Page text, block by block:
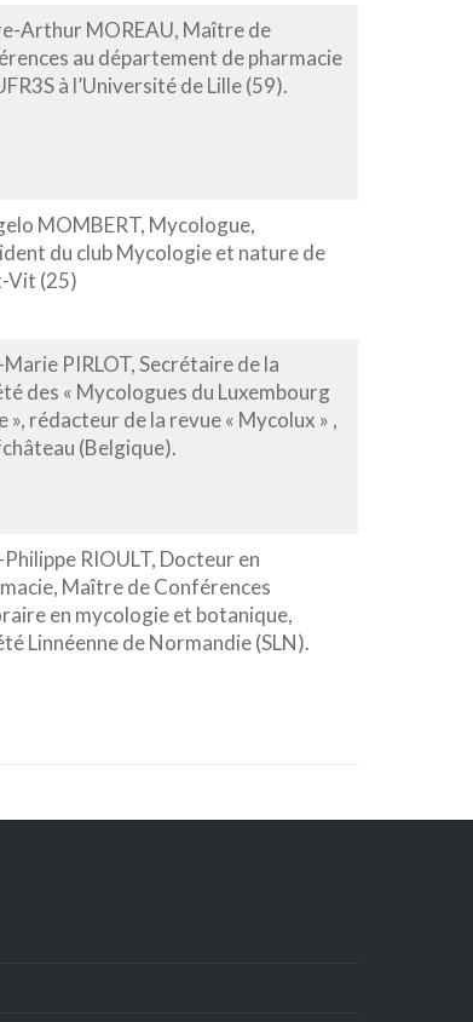
Arthur MOREAU, Maître de
au département de pharmacie
à l’Université de Lille (59).
MOMBERT, Mycologue,
du club Mycologie et nature de
Vit (25)
Marie PIRLOT, Secrétaire de la
des « Mycologues du Luxembourg
», rédacteur de la revue « Mycolux » ,
(Belgique).
Philippe RIOULT, Docteur en
Maître de Conférences
en mycologie et botanique,
Linnéenne de Normandie (SLN).